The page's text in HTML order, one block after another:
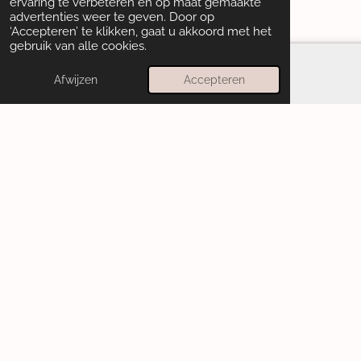
advertenties weer te geven. Door op
‘Accepteren’ te klikken, gaat u akkoord met het
gebruik van alle cookies.
Afwijzen Accepteren